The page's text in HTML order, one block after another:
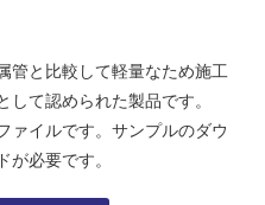
管と比較して軽量なため施工
て認められた製品です。
ァイルです。サンプルのダウ
必要です。